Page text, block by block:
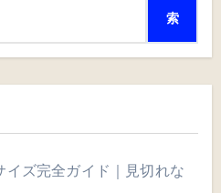
索
ズ完全ガイド｜見切れな